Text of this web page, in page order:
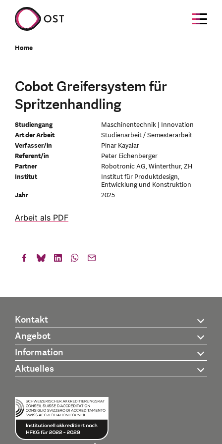
Home
Cobot Greifersystem für
Spritzenhandling
Studiengang
Maschinentechnik | Innovation
Art der Arbeit
Studienarbeit / Semesterarbeit
Verfasser/in
Pinar Kayalar
Referent/in
Peter Eichenberger
Partner
Robotronic AG, Winterthur, ZH
Institut
Institut für Produktdesign,
Entwicklung und Konstruktion
Jahr
2025
Arbeit als PDF
Kontakt
Angebot
Information
Aktuelles